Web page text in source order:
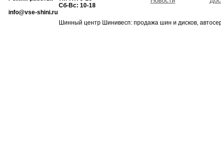
Сб-Вс: 10-18
info@vse-shini.ru
Шинный центр Шинивесп: продажа шин и дисков,